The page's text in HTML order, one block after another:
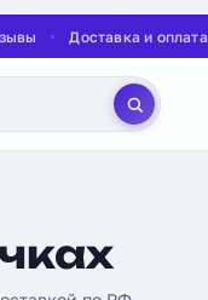
Доставка и оплата